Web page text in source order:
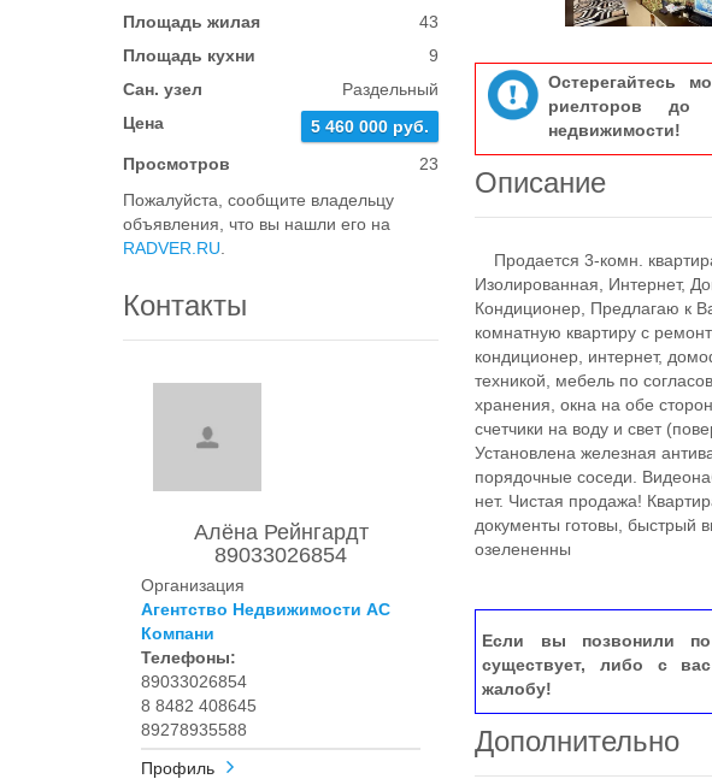
Площадь жилая
43
Площадь кухни
9
Сан. узел
Раздельный
Цена
5 460 000 руб.
Просмотров
23
Пожалуйста, сообщите владельцу
объявления, что вы нашли его на
RADVER.RU
Контакты
Алёна Рейнгардт
89033026854
Организация
Агентство Недвижимости АС
Компани
Телефоны:
89033026854
8 8482 408645
89278935588
Профиль
Остерегайтесь
риелторов до
недвижимости!
Описание
Продается 3-комн.
Изолированная, Интернет,
Кондиционер, Предлагаю к
комнатную квартиру с
кондиционер, интернет,
техникой, мебель по
хранения, окна на обе
счетчики на воду и свет
Установлена железная
порядочные соседи.
нет. Чистая продажа!
документы готовы, быстрый
озелененны
Если вы позвонили
существует, либо с
жалобу!
Дополнительно